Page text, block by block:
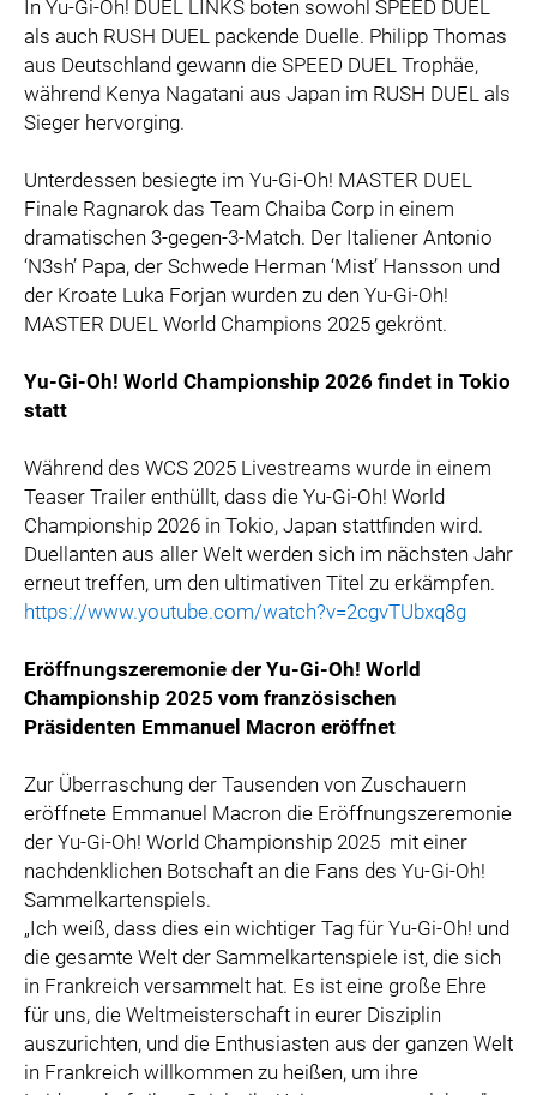
In Yu-Gi-Oh! DUEL LINKS boten sowohl SPEED DUEL
als auch RUSH DUEL packende Duelle. Philipp Thomas
aus Deutschland gewann die SPEED DUEL Trophäe,
während Kenya Nagatani aus Japan im RUSH DUEL als
Sieger hervorging.
Unterdessen besiegte im Yu-Gi-Oh! MASTER DUEL
Finale Ragnarok das Team Chaiba Corp in einem
dramatischen 3-gegen-3-Match. Der Italiener Antonio
‘N3sh’ Papa, der Schwede Herman ‘Mist’ Hansson und
der Kroate Luka Forjan wurden zu den Yu-Gi-Oh!
MASTER DUEL World Champions 2025 gekrönt.
Yu-Gi-Oh! World Championship 2026 findet in Tokio
statt
Während des WCS 2025 Livestreams wurde in einem
Teaser Trailer enthüllt, dass die Yu-Gi-Oh! World
Championship 2026 in Tokio, Japan stattfinden wird.
Duellanten aus aller Welt werden sich im nächsten Jahr
erneut treffen, um den ultimativen Titel zu erkämpfen.
https://www.youtube.com/watch?v=2cgvTUbxq8g
Eröffnungszeremonie der Yu-Gi-Oh! World
Championship 2025 vom französischen
Präsidenten Emmanuel Macron eröffnet
Zur Überraschung der Tausenden von Zuschauern
eröffnete Emmanuel Macron die Eröffnungszeremonie
der Yu-Gi-Oh! World Championship 2025 mit einer
nachdenklichen Botschaft an die Fans des Yu-Gi-Oh!
Sammelkartenspiels.
„Ich weiß, dass dies ein wichtiger Tag für Yu-Gi-Oh! und
die gesamte Welt der Sammelkartenspiele ist, die sich
in Frankreich versammelt hat. Es ist eine große Ehre
für uns, die Weltmeisterschaft in eurer Disziplin
auszurichten, und die Enthusiasten aus der ganzen Welt
in Frankreich willkommen zu heißen, um ihre